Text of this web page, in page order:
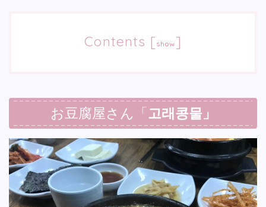
Contents [ show]
お豆腐屋さん「 고래콩물」